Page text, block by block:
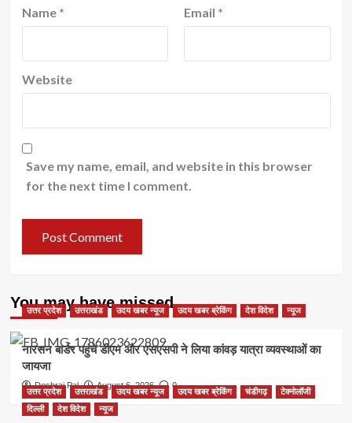
Name * Email *
Website
Save my name, email, and website in this browser
for the next time I comment.
You may have missed
उत्तर प्रदेश उत्तराखंड उदय खबर न्यूज उदय खबर ब्रेकिंग देश विदेश न्यूज
नारसन बार्डर पहुंचे डीएम और एसएसपी ने लिया कांवड़ यात्रा व्यवस्थाओं का
जायजा
Deshraj Pal August 6, 2026 0
उत्तर प्रदेश उत्तराखंड उदय खबर न्यूज उदय खबर ब्रेकिंग चंडीगढ़
टेक्नोलॉजी
दिल्ली
देश विदेश न्यूज